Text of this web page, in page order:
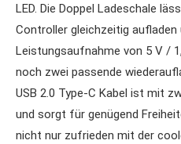
LED. Die Doppel Ladeschale
Controller gleichzeitig aufladen
Leistungsaufnahme von 5 V /
noch zwei passende
USB 2.0 Type-C Kabel ist mit
und sorgt für genügend
nicht nur zufrieden mit der